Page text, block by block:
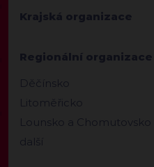
Krajská organizace
Regionální organizace
Děčínsko
Litoměřicko
Lounsko a Chomutovsko
další